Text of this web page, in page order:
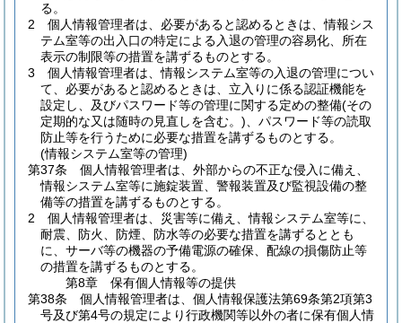
る。
2
個人情報管理者は、必要があると認めるときは、情報シス
テム室等の出入口の特定による入退の管理の容易化、所在
表示の制限等の措置を講ずるものとする。
3
個人情報管理者は、情報システム室等の入退の管理につい
て、必要があると認めるときは、立入りに係る認証機能を
設定し、及びパスワード等の管理に関する定めの整備(その
定期的な又は随時の見直しを含む。) 、パスワード等の読取
防止等を行うために必要な措置を講ずるものとする。
(情報システム室等の管理)
第37条
個人情報管理者は、外部からの不正な侵入に備え、
情報システム室等に施錠装置、警報装置及び監視設備の整
備等の措置を講ずるものとする。
2
個人情報管理者は、災害等に備え、情報システム室等に、
耐震、防火、防煙、防水等の必要な措置を講ずるととも
に、サーバ等の機器の予備電源の確保、配線の損傷防止等
の措置を講ずるものとする。
第8章
保有個人情報等の提供
第38条
個人情報管理者は、個人情報保護法第69条第2項第3
号及び第4号の規定により行政機関等以外の者に保有個人情